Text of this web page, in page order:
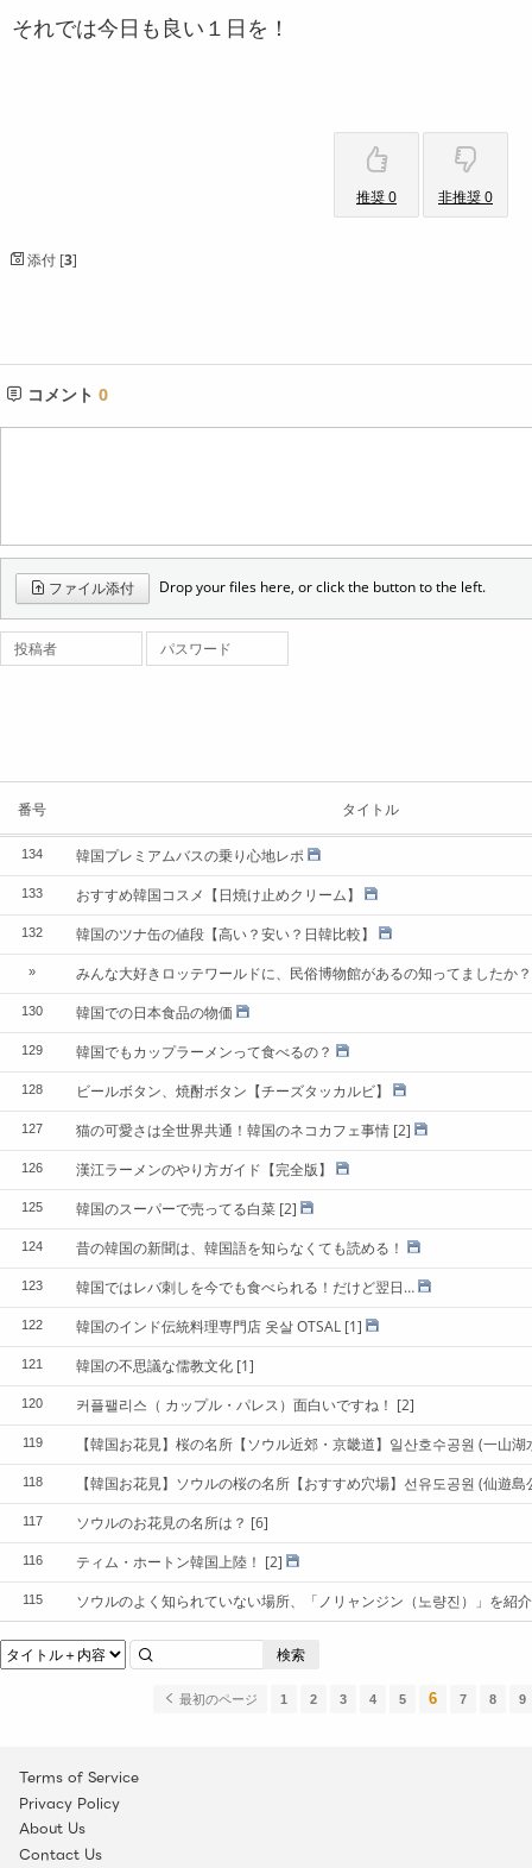
それでは今日も良い１日を！
推奨 0 非推奨 0
添付 [3]
コメント 0
ファイル添付 Drop your files here, or click the button to the left.
投稿者 パスワード
番号 タイトル
134 韓国プレミアムバスの乗り心地レポ
133 おすすめ韓国コスメ【日焼け止めクリーム】
132 韓国のツナ缶の値段【高い？安い？日韓比較】
» みんな大好きロッテワールドに、民俗博物館があるの知ってましたか？
130 韓国での日本食品の物価
129 韓国でもカップラーメンって食べるの？
128 ビールボタン、焼酎ボタン【チーズタッカルビ】
127 猫の可愛さは全世界共通！韓国のネコカフェ事情 [2]
126 漢江ラーメンのやり方ガイド【完全版】
125 韓国のスーパーで売ってる白菜 [2]
124 昔の韓国の新聞は、韓国語を知らなくても読める！
123 韓国ではレバ刺しを今でも食べられる！だけど翌日…
122 韓国のインド伝統料理専門店 옷살 OTSAL [1]
121 韓国の不思議な儒教文化 [1]
120 커플팰리스（ カップル・パレス）面白いですね！ [2]
119 【韓国お花見】桜の名所【ソウル近郊・京畿道】일산호수공원 (一山湖
118 【韓国お花見】ソウルの桜の名所【おすすめ穴場】선유도공원 (仙遊島
117 ソウルのお花見の名所は？ [6]
116 ティム・ホートン韓国上陸！ [2]
115 ソウルのよく知られていない場所、「ノリャンジン（노량진）」を紹
検索
最初のページ 1 2 3 4 5 6 7 8 9
Terms of Service
Privacy Policy
About Us
Contact Us